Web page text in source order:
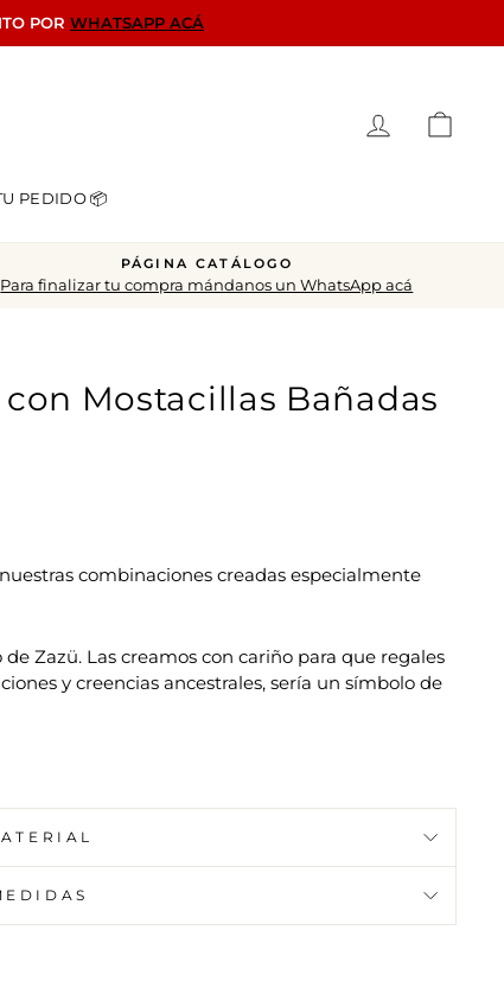
POR WHATSAPP ACÁ
Ingresar
PEDIDO 📦
PÁGINA CATÁLOGO
Para finalizar tu compra mándanos un WhatsApp acá
Mostacillas Bañadas
combinaciones creadas especialmente
Zazü. Las creamos con cariño para que regales
y creencias ancestrales, sería un símbolo de